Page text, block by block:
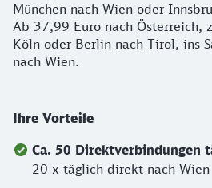
München nach Wien oder
Ab 37,99 Euro nach Österreich,
Köln oder Berlin nach Tirol, ins
nach Wien.
Ihre Vorteile
Ca. 50 Direktverbindungen
20 x täglich direkt nach Wien